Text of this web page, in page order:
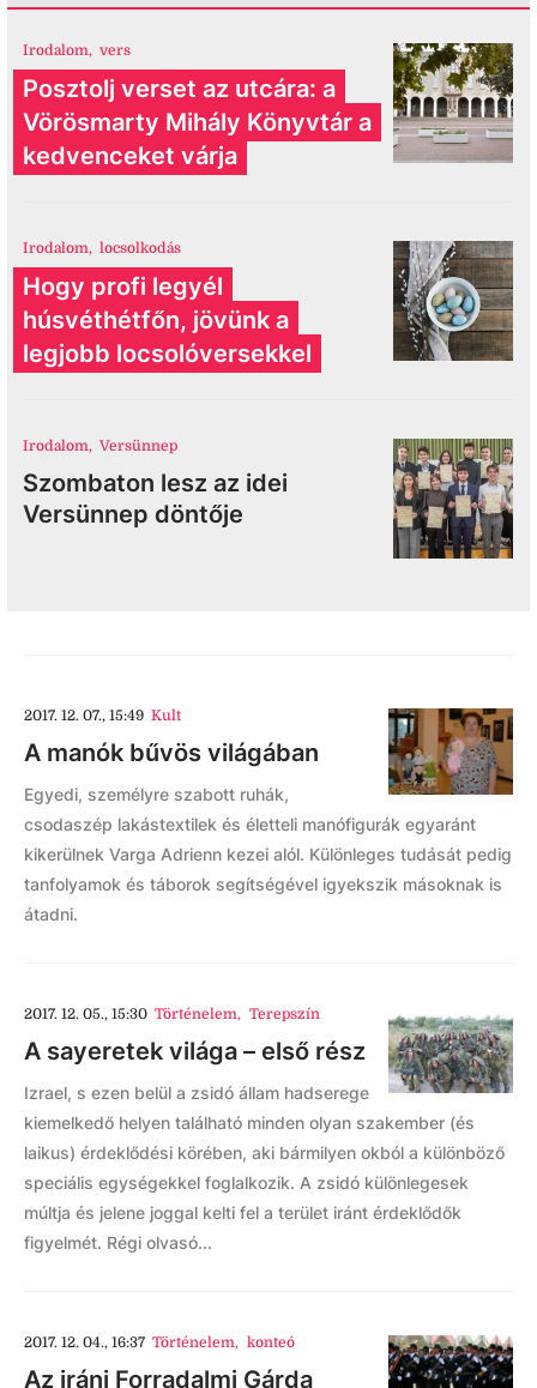
Irodalom, vers
Posztolj verset az utcára: a
Vörösmarty Mihály Könyvtár a
kedvenceket várja
Irodalom, locsolkodás
Hogy profi legyél
húsvéthétfőn, jövünk a
legjobb locsolóversekkel
Irodalom, Versünnep
Szombaton lesz az idei
Versünnep döntője
2017. 12. 07., 15:49 Kult
A manók bűvös világában
Egyedi, személyre szabott ruhák,
csodaszép lakástextilek és életteli manófigurák egyaránt
kikerülnek Varga Adrienn kezei alól. Különleges tudását pedig
tanfolyamok és táborok segítségével igyekszik másoknak is
átadni.
2017. 12. 05., 15:30 Történelem, Terepszín
A sayeretek világa – első rész
Izrael, s ezen belül a zsidó állam hadserege
kiemelkedő helyen található minden olyan szakember (és
laikus) érdeklődési körében, aki bármilyen okból a különböző
speciális egységekkel foglalkozik. A zsidó különlegesek
múltja és jelene joggal kelti fel a terület iránt érdeklődők
figyelmét. Régi olvasó...
2017. 12. 04., 16:37 Történelem, konteó
Az iráni Forradalmi Gárda